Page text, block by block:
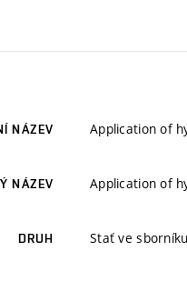
NÁZEV Application of
NÁZEV Application of
DRUH Stať ve